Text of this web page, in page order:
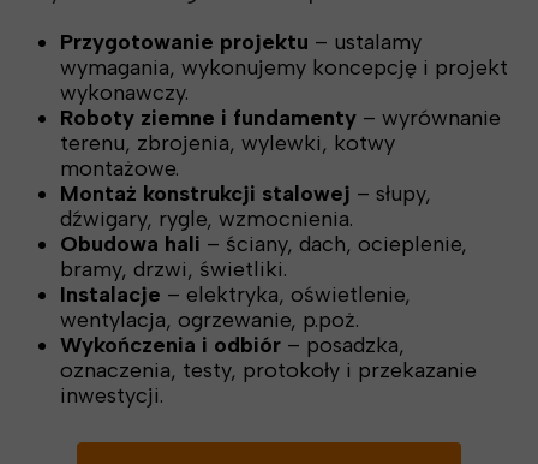
Przygotowanie projektu – ustalamy
wymagania, wykonujemy koncepcję i projekt
wykonawczy.
Roboty ziemne i fundamenty – wyrównanie
terenu, zbrojenia, wylewki, kotwy
montażowe.
Montaż konstrukcji stalowej – słupy,
dźwigary, rygle, wzmocnienia.
Obudowa hali – ściany, dach, ocieplenie,
bramy, drzwi, świetliki.
Instalacje – elektryka, oświetlenie,
wentylacja, ogrzewanie, p.poż.
Wykończenia i odbiór – posadzka,
oznaczenia, testy, protokoły i przekazanie
inwestycji.